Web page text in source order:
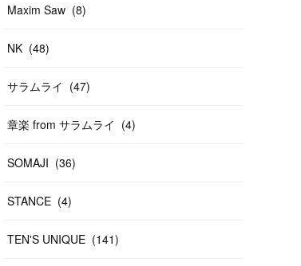
Maxim Saw (8)
NK (48)
サラムライ (47)
章楽 from サラムライ (4)
SOMAJI (36)
STANCE (4)
TEN'S UNIQUE (141)